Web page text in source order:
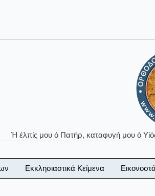
Ἡ ἐλπίς μου ὁ Πατήρ, καταφυγή μου ὁ
Εκκλησιαστικά Κείμενα